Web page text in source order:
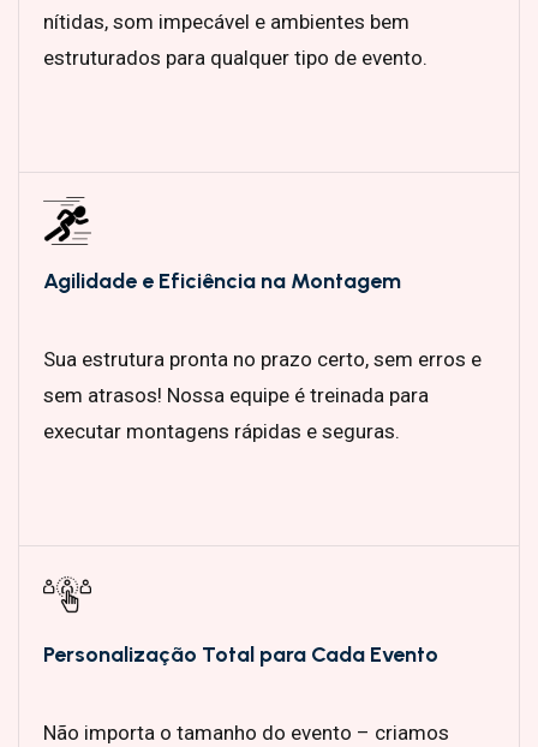
nítidas, som impecável e ambientes bem
estruturados para qualquer tipo de evento.
Agilidade e Eficiência na Montagem
Sua estrutura pronta no prazo certo, sem erros e
sem atrasos! Nossa equipe é treinada para
executar montagens rápidas e seguras.
Personalização Total para Cada Evento
Não importa o tamanho do evento – criamos